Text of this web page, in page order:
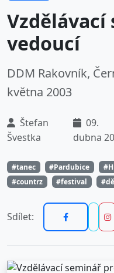
vedoucí
DDM Rakovník,
května 2003
Štefan
Švestka
09.
dubna
#tanec #Pardubice
#countrz
#festival
Sdílet: